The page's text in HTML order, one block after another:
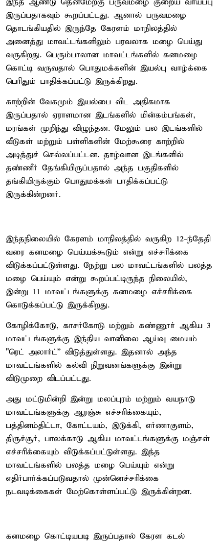
இருப்பதாகவும் கூறப்பட்டது. ஆனால் பருவமழை
தொடங்கியதில் இருந்தே கேரளம் மாநிலத்தில்
அனைத்து மாவட்டங்களிலும் பரவலாக மழை பெய்து
வருகிறது. பெரும்பாலான மாவட்டங்களில் கனமழை
கொட்டி வருவதால் பொதுமக்களின் இயல்பு வாழ்க்கை
பெரிதும் பாதிக்கப்பட்டு இருக்கிறது.
காற்றின் வேகமும் இயல்பை விட அதிகமாக
இருப்பதால் ஏராளமான இடங்களில் மின்கம்பங்கள்,
மரங்கள் முறிந்து விழுந்தன. மேலும் பல இடங்களில்
வீடுகள் மற்றும் பள்ளிகளின் மேற்கூரை காற்றில்
அடித்துச் செல்லப்பட்டன. தாழ்வான இடங்களில்
தண்ணீர் தேங்கியிருப்பதால் அந்த பகுதிகளில்
தங்கியிருக்கும் பொதுமக்கள் பாதிக்கப்பட்டு
இருக்கின்றனர்.
இந்தநிலையில் கேரளம் மாநிலத்தில் வருகிற 12-ந்தேதி
வரை கனமழை பெய்யக்கூடும் என்று எச்சரிக்கை
விடுக்கப்பட்டுள்ளது. நேற்று பல மாவட்டங்களில் பலத்த
மழை பெய்யும் என்று கூறப்பட்டிருந்த நிலையில்,
இன்று 11 மாவட்டங்களுக்கு கனமழை எச்சரிக்கை
கொடுக்கப்பட்டு இருக்கிறது.
கோழிக்கோடு, காசர்கோடு மற்றும் கண்ணூர் ஆகிய 3
மாவட்டங்களுக்கு இந்திய வானிலை ஆய்வு மையம்
"ரெட் அலார்ட்” விடுத்துள்ளது. இதனால் அந்த
மாவட்டங்களில் கல்வி நிறுவனங்களுக்கு இன்று
விடுமுறை விடப்பட்டது.
அது மட்டுமின்றி இன்று மலப்புரம் மற்றும் வயநாடு
மாவட்டங்களுக்கு ஆரஞ்சு எச்சரிக்கையும்,
பத்தினம்திட்டா, கோட்டயம், இடுக்கி, எர்ணாகுளம்,
திருச்சூர், பாலக்காடு ஆகிய மாவட்டங்களுக்கு மஞ்சள்
எச்சரிக்கையும் விடுக்கப்பட்டுள்ளது. இந்த
மாவட்டங்களில் பலத்த மழை பெய்யும் என்று
எதிர்பார்க்கப்படுவதால் முன்னெச்சரிக்கை
நடவடிக்கைகள் மேற்கொள்ளப்பட்டு இருக்கின்றன.
கனமழை கொட்டியபடி இருப்பதால் கேரள கடல்